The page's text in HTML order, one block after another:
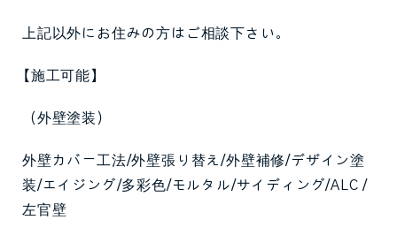
上記以外にお住みの方はご相談下さい。
【施工可能】
（外壁塗装）
外壁カバー工法/外壁張り替え/外壁補修/デザイン塗
装/エイジング/多彩色/モルタル/サイディング/ALC /
左官壁